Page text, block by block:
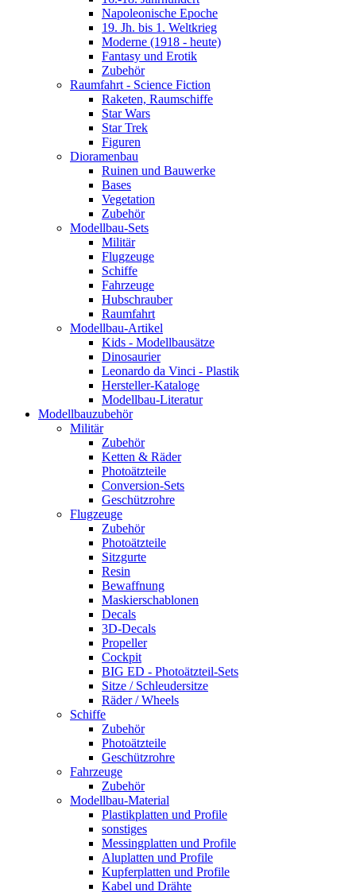
Napoleonische Epoche
19. Jh. bis 1. Weltkrieg
Moderne (1918 - heute)
Fantasy und Erotik
Zubehör
Raumfahrt - Science Fiction
Raketen, Raumschiffe
Star Wars
Star Trek
Figuren
Dioramenbau
Ruinen und Bauwerke
Bases
Vegetation
Zubehör
Modellbau-Sets
Militär
Flugzeuge
Schiffe
Fahrzeuge
Hubschrauber
Raumfahrt
Modellbau-Artikel
Kids - Modellbausätze
Dinosaurier
Leonardo da Vinci - Plastik
Hersteller-Kataloge
Modellbau-Literatur
Modellbauzubehör
Militär
Zubehör
Ketten & Räder
Photoätzteile
Conversion-Sets
Geschützrohre
Flugzeuge
Zubehör
Photoätzteile
Sitzgurte
Resin
Bewaffnung
Maskierschablonen
Decals
3D-Decals
Propeller
Cockpit
BIG ED - Photoätzteil-Sets
Sitze / Schleudersitze
Räder / Wheels
Schiffe
Zubehör
Photoätzteile
Geschützrohre
Fahrzeuge
Zubehör
Modellbau-Material
Plastikplatten und Profile
sonstiges
Messingplatten und Profile
Aluplatten und Profile
Kupferplatten und Profile
Kabel und Drähte